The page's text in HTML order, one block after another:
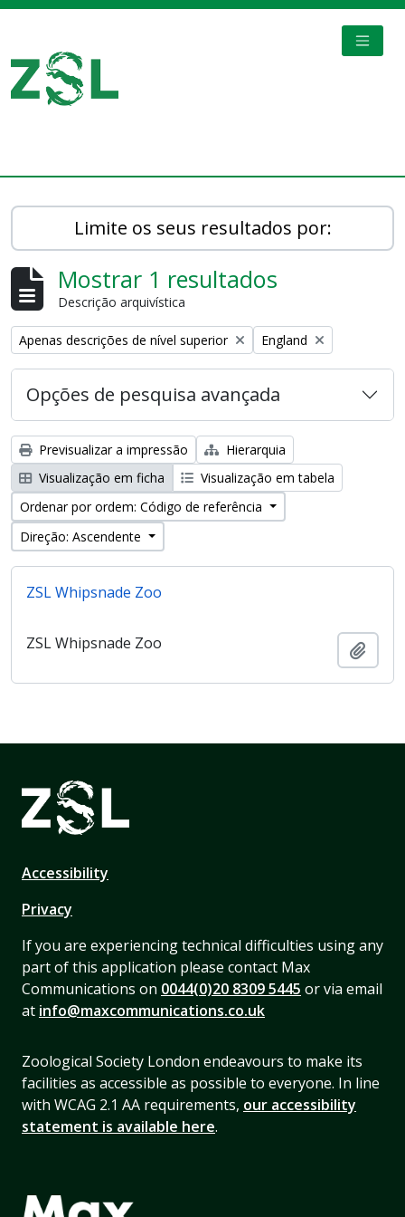
Limite os seus resultados por:
Mostrar 1 resultados
Descrição arquivística
Remove filter:
Apenas descrições de nível superior Remove filter:
England
Opções de pesquisa avançada
Previsualizar a impressão
Hierarquia
Visualização em ficha
Visualização em tabela
Ordenar por ordem: Código de referência
Direção: Ascendente
ZSL Whipsnade Zoo
ZSL Whipsnade Zoo
Accessibility
Privacy
If you are experiencing technical difficulties using any
part of this application please contact Max
Communications on 0044(0)20 8309 5445 or via email
at info@maxcommunications.co.uk
Zoological Society London endeavours to make its
facilities as accessible as possible to everyone. In line
with WCAG 2.1 AA requirements, our accessibility
statement is available here.